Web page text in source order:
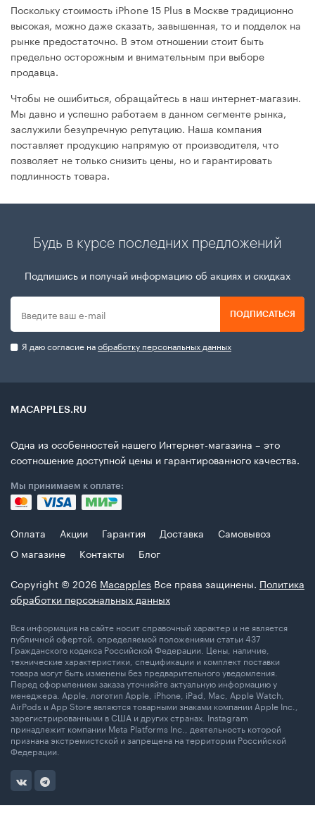
Поскольку стоимость iPhone 15 Plus в Москве традиционно
высокая, можно даже сказать, завышенная, то и подделок на
рынке предостаточно. В этом отношении стоит быть
предельно осторожным и внимательным при выборе
продавца.
Чтобы не ошибиться, обращайтесь в наш интернет-магазин.
Мы давно и успешно работаем в данном сегменте рынка,
заслужили безупречную репутацию. Наша компания
поставляет продукцию напрямую от производителя, что
позволяет не только снизить цены, но и гарантировать
подлинность товара.
Будь в курсе последних предложений
Подпишись и получай информацию об акциях и скидках
ПОДПИСАТЬСЯ
Я даю согласие наобработку персональных данных
MACAPPLES.RU
Одна из особенностей нашего Интернет-магазина – это
соотношение доступной цены и гарантированного качества.
Мы принимаем к оплате:
Оплата Акции Гарантия Доставка
Самовывоз
О магазине
Контакты
Блог
Copyright © 2026 Macapples Все права защинены. Политика
обработки персональных данных
Вся информация на сайте носит справочный характер и не является
публичной офертой, определяемой положениями статьи 437
Гражданского кодекса Российской Федерации. Цены, наличие,
технические характеристики, спецификации и комплект поставки
товара могут быть изменены без предварительного уведомления.
Перед оформлением заказа уточняйте актуальную информацию у
менеджера. Apple, логотип Apple, iPhone, iPad, Mac, Apple Watch,
AirPods и App Store являются товарными знаками компании Apple Inc.,
зарегистрированными в США и других странах. Instagram
принадлежит компании Meta Platforms Inc., деятельность которой
признана экстремистской и запрещена на территории Российской
Федерации.